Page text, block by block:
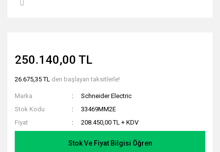
250.140,00 TL
26.675,35 TL den başlayan taksitlerle!
Marka
Schneider Electric
Stok Kodu
33469MM2E
Fiyat
208.450,00 TL + KDV
Stok Ve Fiyat Bilgisi Öğren